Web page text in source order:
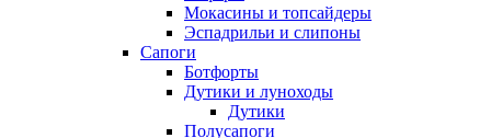
Мокасины и топсайдеры
Эспадрильи и слипоны
Сапоги
Ботфорты
Дутики и луноходы
Дутики
Полусапоги